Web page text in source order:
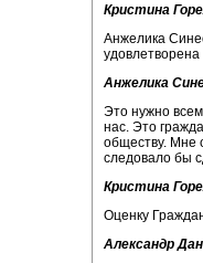
Кристина
Анжелика
Анжелика
Это нужно
нас. Это
обществу. Мне
следовало бы
Кристина
Оценку
Александр